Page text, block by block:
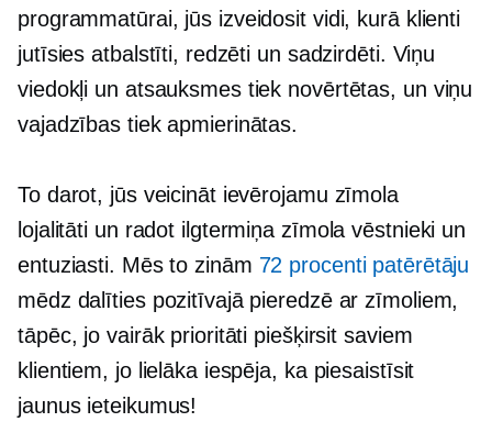
programmatūrai, jūs izveidosit vidi, kurā klienti
jutīsies atbalstīti, redzēti un sadzirdēti. Viņu
viedokļi un atsauksmes tiek novērtētas, un viņu
vajadzības tiek apmierinātas.
To darot, jūs veicināt ievērojamu zīmola
lojalitāti un radot ilgtermiņa zīmola vēstnieki un
entuziasti. Mēs to zinām 72 procenti patērētāju
mēdz dalīties pozitīvajā pieredzē ar zīmoliem,
tāpēc, jo vairāk prioritāti piešķirsit saviem
klientiem, jo ​​lielāka iespēja, ka piesaistīsit
jaunus ieteikumus!